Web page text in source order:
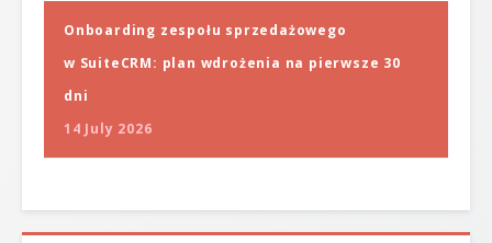
Onboarding zespołu sprzedażowego
w SuiteCRM: plan wdrożenia na pierwsze 30
dni
14 July 2026